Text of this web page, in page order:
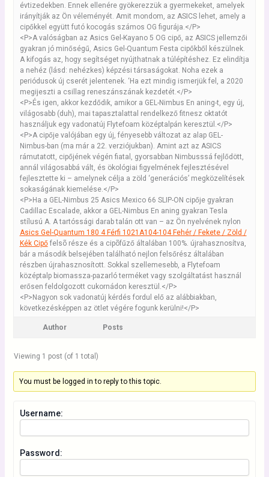
évtizedekben. Ennek ellenére gyökerezzük a gyermekeket, amelyek
irányítják az Ön véleményét. Amit mondom, az ASICS lehet, amely a
cipőkkel együtt futó kocogás számos OG figurája.</P>
<P>A valóságban az Asics Gel-Kayano 5 OG cipő, az ASICS jellemzői
gyakran jó minőségű, Asics Gel-Quantum Festa cipőkből készülnek.
A kifogás az, hogy segítséget nyújthatnak a túlépítéshez. Ez elindítja
a nehéz (lásd: nehézkes) képzési társaságokat. Noha ezek a
periódusok új cserét jelentenek. ‘Ha ezt mindig ismerjük fel, a 2020
megijeszti a csillag reneszánszának kezdetét.</P>
<P>És igen, akkor kezdődik, amikor a GEL-Nimbus En aning-t, egy új,
világosabb (duh), mai tapasztalattal rendelkező fitnesz oktatót
használjuk egy vadonatúj Flytefoam középtalpán keresztül.</P>
<P>A cipője valójában egy új, fényesebb változat az alap GEL-
Nimbus-ban (ma már a 22. verziójukban). Amint azt az ASICS
rámutatott, cipőjének végén fiatal, gyorsabban Nimbusssá fejlődött,
annál világosabbá vált, és ökológiai figyelmének fejlesztésével
fejlesztette ki – amelynek célja a zöld ‘generációs’ megközelítések
sokaságának kiemelése.</P>
<P>Ha a GEL-Nimbus 25 Asics Mexico 66 SLIP-ON cipője gyakran
Cadillac Escalade, akkor a GEL-Nimbus En aning gyakran Tesla
stílusú A. A tartóssági darab talán ott van – az Ön nyelvének nylon
Asics Gel-Quantum 180 4 Férfi 1021A104-104 Fehér / Fekete / Zöld /
Kék Cipőfelsõ része és a cipõfűző általában 100%. újrahasznosítva,
bár a második belsejében található nejlon felsőrész általában
részben újrahasznosított. Sokkal szellemesebb, a Flytefoam
középtalp biomassza-pazarló terméket vagy szolgáltatást használ
erősen feldolgozott cukornádon keresztül.</P>
<P>Nagyon sok vadonatúj kérdés fordul elő az alábbiakban,
következésképpen az ötlet végére fogunk kerülni!</P>
Author Posts
Viewing 1 post (of 1 total)
You must be logged in to reply to this topic.
Username:
Password: